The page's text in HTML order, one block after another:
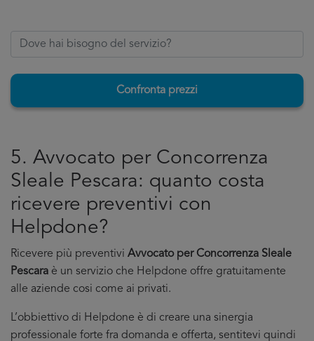
Confronta prezzi
5. Avvocato per Concorrenza
Sleale Pescara: quanto costa
ricevere preventivi con
Helpdone?
Ricevere più preventivi Avvocato per Concorrenza Sleale
Pescara è un servizio che Helpdone offre gratuitamente
alle aziende cosi come ai privati.
L’obbiettivo di Helpdone è di creare una sinergia
professionale forte fra domanda e offerta, sentitevi quindi